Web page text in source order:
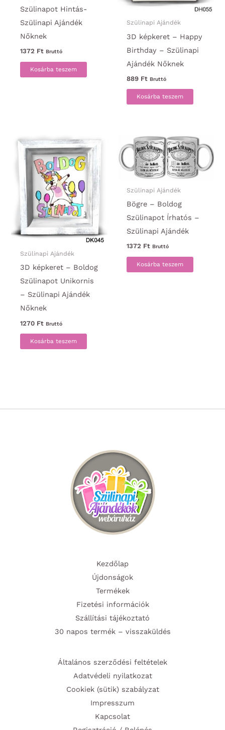
Szülinapot Hintás-
Szülinapi Ajándék
Nőknek
1372 Ft Bruttó
Kosárba teszem
Szülinapi Ajándék
3D képkeret – Happy
Birthday – Szülinapi
Ajándék Nőknek
889 Ft Bruttó
Kosárba teszem
Szülinapi Ajándék
3D képkeret – Boldog
Szülinapot Unikornis
– Szülinapi Ajándék
Nőknek
1270 Ft Bruttó
Kosárba teszem
Szülinapi Ajándék
Bögre – Boldog
Szülinapot Írhatós –
Szülinapi Ajándék
1372 Ft Bruttó
Kosárba teszem
Kezdőlap
Újdonságok
Termékek
Fizetési információk
Szállítási tájékoztató
30 napos termék – visszaküldés
Általános szerződési feltételek
Adatvédeli nyilatkozat
Cookiek (sütik) szabályzat
Impresszum
Kapcsolat